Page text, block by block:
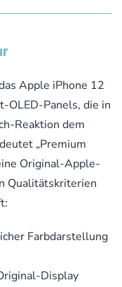
Apple iPhone 12
Panels, die in
Reaktion dem
„Premium
Original-Apple-
Qualitätskriterien
Farbdarstellung
Display